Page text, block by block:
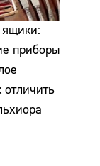
ящики:
приборы
отличить